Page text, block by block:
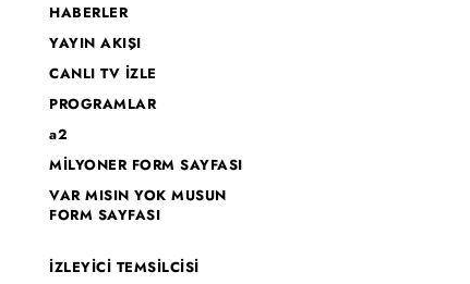
HABERLER
YAYIN AKIŞI
CANLI TV İZLE
PROGRAMLAR
a2
MİLYONER FORM SAYFASI
VAR MISIN YOK MUSUN
FORM SAYFASI
İZLEYİCİ TEMSİLCİSİ